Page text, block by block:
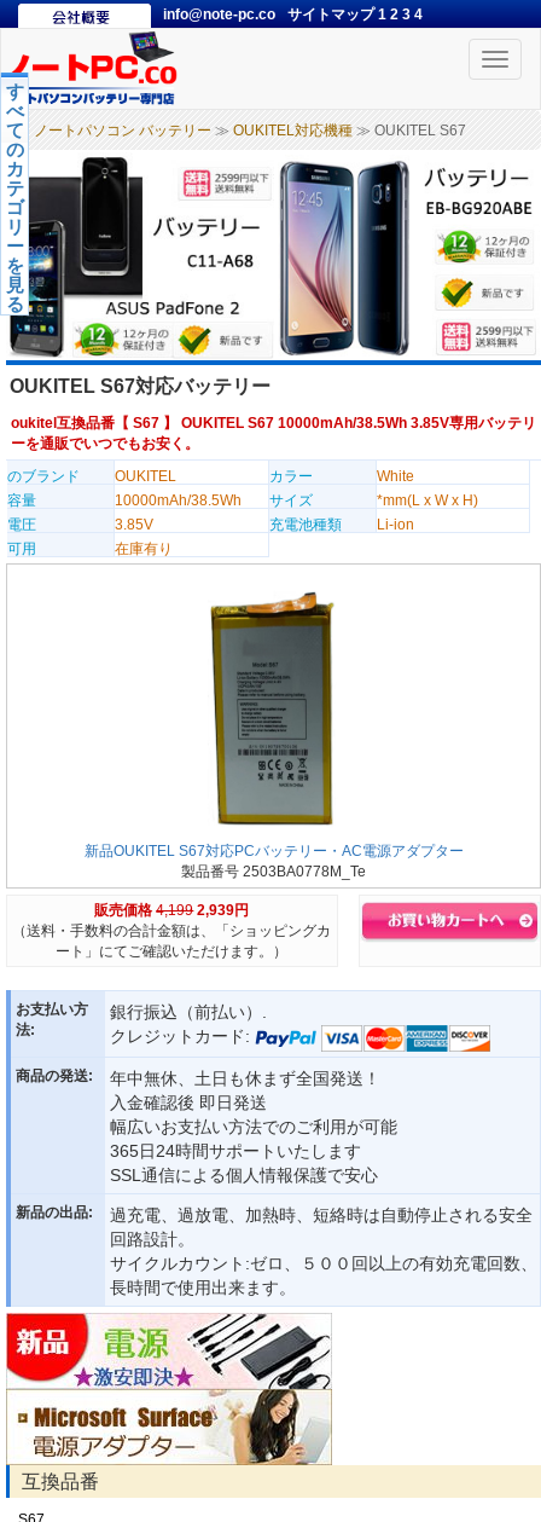
info@note-pc.co サイトマップ1 2 3 4
Toggle
ノートパソコン バッテリー ≫ OUKITEL対応機種 ≫ OUKITEL S67
す
べ
て
の
カ
テ
ゴ
リ
ー
を
見
る
OUKITEL S67対応バッテリー
oukitel互換品番【 S67 】 OUKITEL S67 10000mAh/38.5Wh 3.85V専用バッテリ
ーを通販でいつでもお安く。
のブランド
OUKITEL カラー
White
容量
10000mAh/38.5Wh サイズ
*mm(L x W x H)
電圧
3.85V 充電池種類
Li-ion
可用
在庫有り
新品OUKITEL S67対応PCバッテリー・AC電源アダプター
製品番号 2503BA0778M_Te
販売価格 4,199 2,939円
（送料・手数料の合計金額は、「ショッピングカ
ート」にてご確認いただけます。）
お支払い方
法:
銀行振込（前払い）.
クレジットカード:
商品の発送:
年中無休、土日も休まず全国発送！
入金確認後 即日発送
幅広いお支払い方法でのご利用が可能
365日24時間サポートいたします
SSL通信による個人情報保護で安心
新品の出品:
過充電、過放電、加熱時、短絡時は自動停止される安全
回路設計。
サイクルカウント:ゼロ、５００回以上の有効充電回数、
長時間で使用出来ます。
互換品番